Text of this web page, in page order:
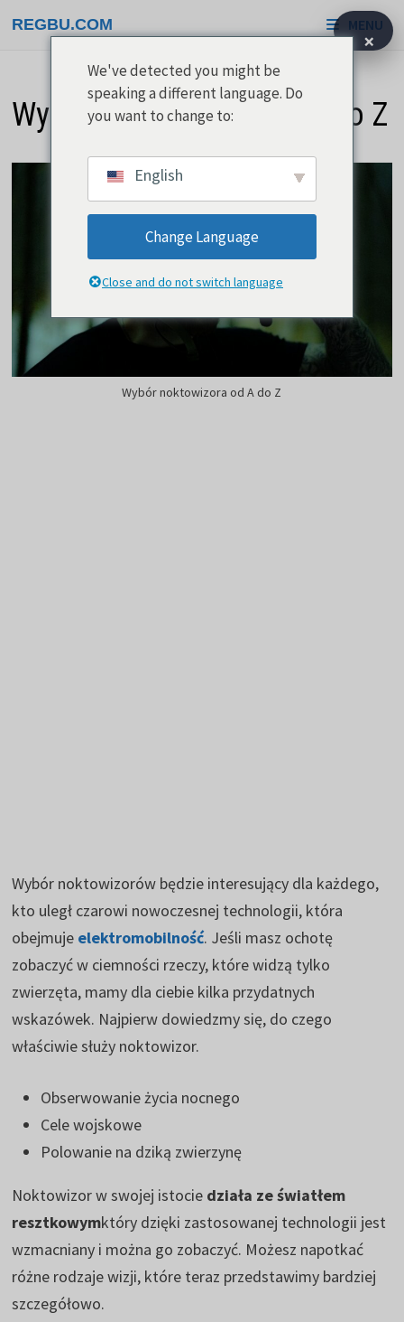
do
REGBU.COM MENU
Wybór noktowizora od A do Z
Wybór noktowizora od A do Z
Wybór noktowizorów będzie interesujący dla każdego,
kto uległ czarowi nowoczesnej technologii, która
obejmuje elektromobilność. Jeśli masz ochotę
zobaczyć w ciemności rzeczy, które widzą tylko
zwierzęta, mamy dla ciebie kilka przydatnych
wskazówek. Najpierw dowiedzmy się, do czego
właściwie służy noktowizor.
Obserwowanie życia nocnego
Cele wojskowe
Polowanie na dziką zwierzynę
Noktowizor w swojej istocie działa ze światłem
resztkowymktóry dzięki zastosowanej technologii jest
wzmacniany i można go zobaczyć. Możesz napotkać
różne rodzaje wizji, które teraz przedstawimy bardziej
szczegółowo.
×
We've detected you might be
speaking a different language. Do
you want to change to:
English
Change Language
Close and do not switch language